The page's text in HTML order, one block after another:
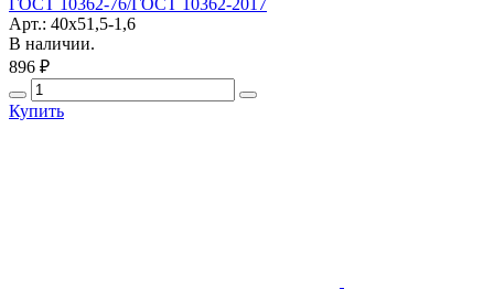
Арт.: 40х51,5-1,6
В наличии.
896 ₽
Купить